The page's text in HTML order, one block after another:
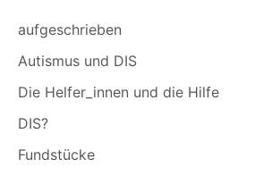
aufgeschrieben
Autismus und DIS
Die Helfer_innen und die Hilfe
DIS?
Fundstücke